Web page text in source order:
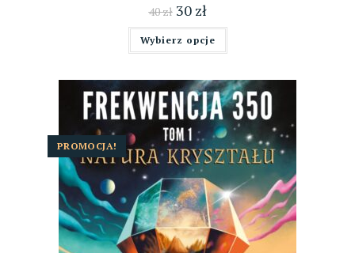
40zł 30 zł
Wybierz opcje
PROMOCJA!